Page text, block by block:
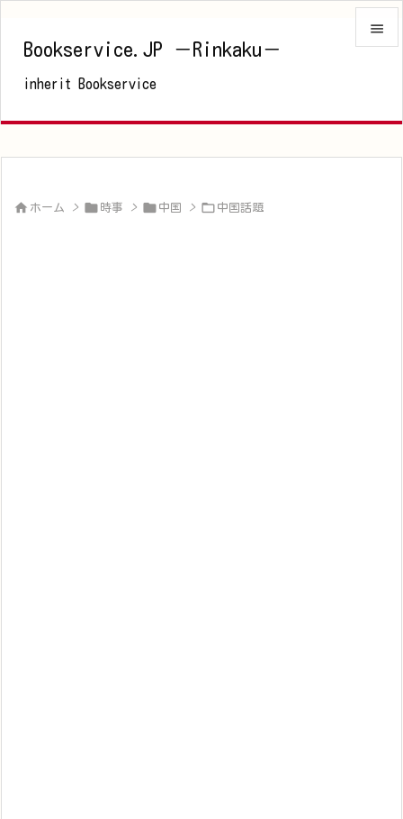
Bookservice.JP －Rinkaku－
inherit Bookservice


 ホーム >  時事 >  中国 >  中国話題